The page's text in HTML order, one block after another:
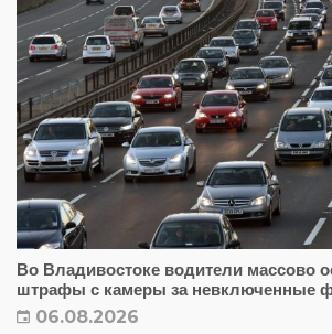
Во Владивостоке водители массово
штрафы с камеры за невключенные
06.08.2026